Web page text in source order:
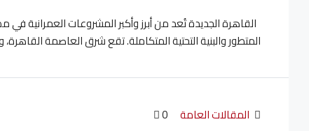
القاهرة الجديدة تُعد من أبرز وأكبر المشروعات العمرانية
المتطور والبنية التحتية المتكاملة. تقع شرق العاصمة
المقالات العامة 0